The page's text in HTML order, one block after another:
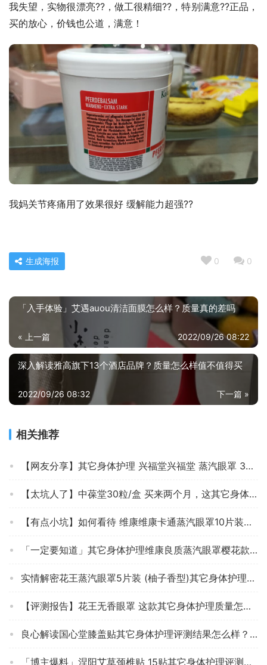
我失望，实物很漂亮??，做工很精细??，特别满意??正品，
买的放心，价钱也公道，满意！
我妈关节疼痛用了效果很好 缓解能力超强??
0 0
生成海报
「入手体验」艾遇auou清洁面膜怎么样？质量真的差吗
« 上一篇 2022/09/26 08:22
深入解读雅高旗下13个酒店品牌？质量怎么样值不值得买
下一篇 »
2022/09/26 08:32
相关推荐
【网友分享】其它身体护理 兴福堂兴福堂 蒸汽眼罩 30片组合装 效果怎么样？为什么评价这样说？求测评！
【太坑人了】中葆堂30粒/盒 买来两个月，这其它身体护理质量真的差吗？评测下怎么样！
【有点小坑】如何看待 维康维康卡通蒸汽眼罩10片装狗勾款 的质量，用完一个月评测感觉怎么样！？
「一定要知道」其它身体护理维康良质蒸汽眼罩樱花款评测结果怎么样？不值得买吗？
实情解密花王蒸汽眼罩5片装 (柚子香型)其它身体护理怎么样的质量，评测为什么这样？
【评测报告】花王无香眼罩 这款其它身体护理质量怎么样不好？拆箱分析各项指标解读！
良心解读国心堂膝盖贴其它身体护理评测结果怎么样？不值得买吗？
「博主爆料」涅阳艾草颈椎贴 15贴其它身体护理评测报告怎么样？质量不靠谱？